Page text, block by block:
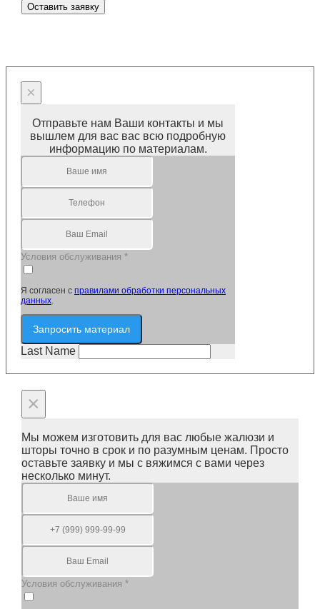
Оставить заявку
×
Отправьте нам Ваши контакты и мы
вышлем для вас вас всю подробную
информацию по материалам.
Условия обслуживания *
Я согласен с правилами обработки персональных
данных.
Запросить материал
Last Name
×
Мы можем изготовить для вас любые жалюзи и
шторы точно в срок и по разумным ценам. Просто
оставьте заявку и мы с вяжимся с вами через
несколько минут.
Условия обслуживания *